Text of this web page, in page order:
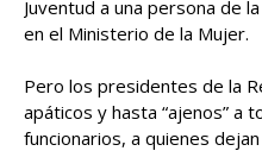
Juventud a una persona de
en el Ministerio de la Mujer.
Pero los presidentes de la
apáticos y hasta “ajenos” a
funcionarios, a quienes